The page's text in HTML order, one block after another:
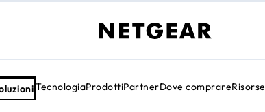
TecnologiaProdottiPartnerDove comprareRisorse